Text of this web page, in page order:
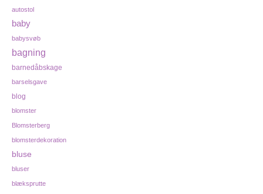
autostol
baby
babysvøb
bagning
barnedåbskage
barselsgave
blog
blomster
Blomsterberg
blomsterdekoration
bluse
bluser
blæksprutte